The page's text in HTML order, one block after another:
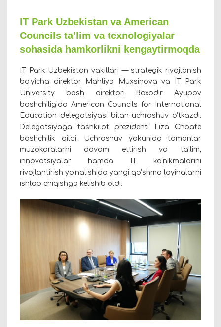
IT Park Uzbekistan va American
Councils ta’lim va texnologiyalar
sohasida hamkorlikni kengaytirmoqda
IT Park Uzbekistan vakillari — strategik rivojlanish
bo‘yicha direktor Mahliyo Muxsinova va IT Park
University bosh direktori Boxodir Ayupov
boshchiligida American Councils for International
Education delegatsiyasi bilan uchrashuv o‘tkazdi.
Delegatsiyaga tashkilot prezidenti Liza Choate
boshchilik qildi. Uchrashuv yakunida tomonlar
muzokaralarni davom ettirish va ta’lim,
innovatsiyalar hamda IT ko‘nikmalarini
rivojlantirish yo‘nalishida yangi qo‘shma loyihalarni
ishlab chiqishga kelishib oldi.